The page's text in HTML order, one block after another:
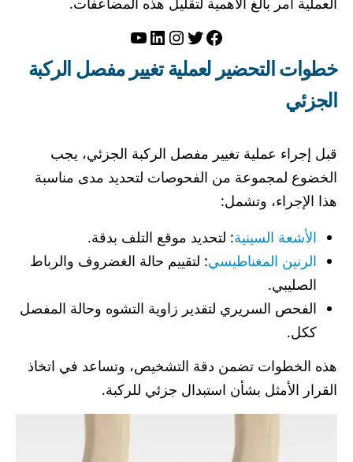
فيسبوك
تويترإنستجرام
لينكد إنيوتيوب
خطوات التحضير لعملية تغيير مفصل الركبة
الجزئي
قبل إجراء عملية تغيير مفصل الركبة الجزئي، يجب
الخضوع لمجموعة من الفحوصات لتحديد مدى مناسبة
هذا الإجراء، وتشمل:
الأشعة السينية: لتحديد موقع التلف بدقة.
الرنين المغناطيسي: لتقييم حالة الغضروف والرباط
الصليبي.
الفحص السريري لتقدير زاوية التشوه وحالة المفصل
ككل.
هذه الخطوات تضمن دقة التشخيص، وتساعد في اتخاذ
القرار الأمثل بشأن استبدال جزئي للركبة.